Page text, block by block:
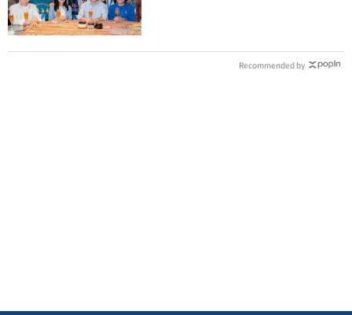
Recommended by